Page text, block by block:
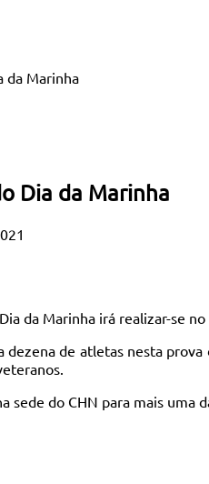
da Marinha
Dia da Marinha
da Marinha irá realizar-se
dezena de atletas nesta
sede do CHN para mais uma